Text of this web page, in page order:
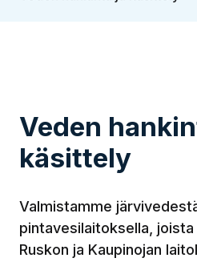
Veden
käsittely
Valmistamme
pintavesilaitoksella,
Ruskon ja Kaupinojan